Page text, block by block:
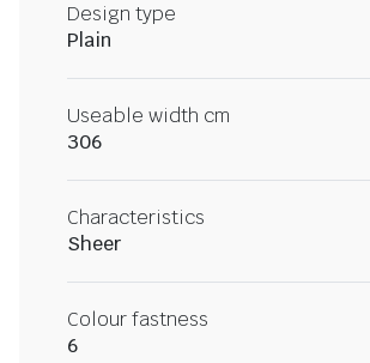
Design type
Plain
Useable width cm
306
Characteristics
Sheer
Colour fastness
6